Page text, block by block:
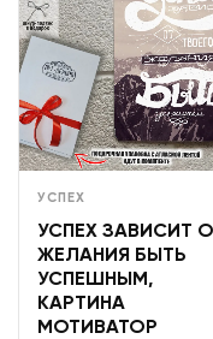
УСПЕХ
УСПЕХ ЗАВИСИТ
ЖЕЛАНИЯ БЫТЬ
УСПЕШНЫМ,
КАРТИНА
МОТИВАТОР